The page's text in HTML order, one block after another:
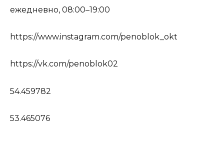
ежедневно, 08:00–19:00
https://www.instagram.com/penoblok_okt
https://vk.com/penoblok02
54.459782
53.465076